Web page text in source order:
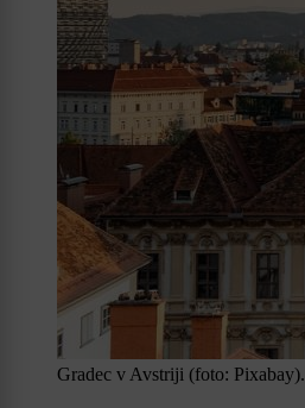
Gradec v Avstriji (foto: Pixabay).